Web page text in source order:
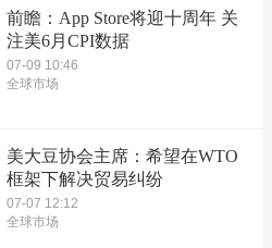
前瞻：App Store将迎十周年 关
注美6月CPI数据
07-09 10:46
全球市场
美大豆协会主席：希望在WTO
框架下解决贸易纠纷
07-07 12:12
全球市场